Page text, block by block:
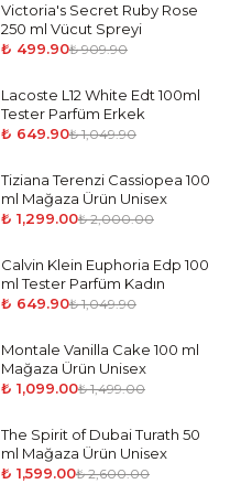
-45%
Victoria's Secret Ruby Rose
250 ml Vücut Spreyi
₺ 499.90₺ 909.90
-38%
Lacoste L12 White Edt 100ml
Tester Parfüm Erkek
₺ 649.90₺ 1,049.90
-35%
Tiziana Terenzi Cassiopea 100
ml Mağaza Ürün Unisex
₺ 1,299.00₺ 2,000.00
-38 %
Calvin Klein Euphoria Edp 100
ml Tester Parfüm Kadın
₺ 649.90₺ 1,049.90
-27%
Montale Vanilla Cake 100 ml
Mağaza Ürün Unisex
₺ 1,099.00₺ 1,499.00
-39%
The Spirit of Dubai Turath 50
ml Mağaza Ürün Unisex
₺ 1,599.00₺ 2,600.00